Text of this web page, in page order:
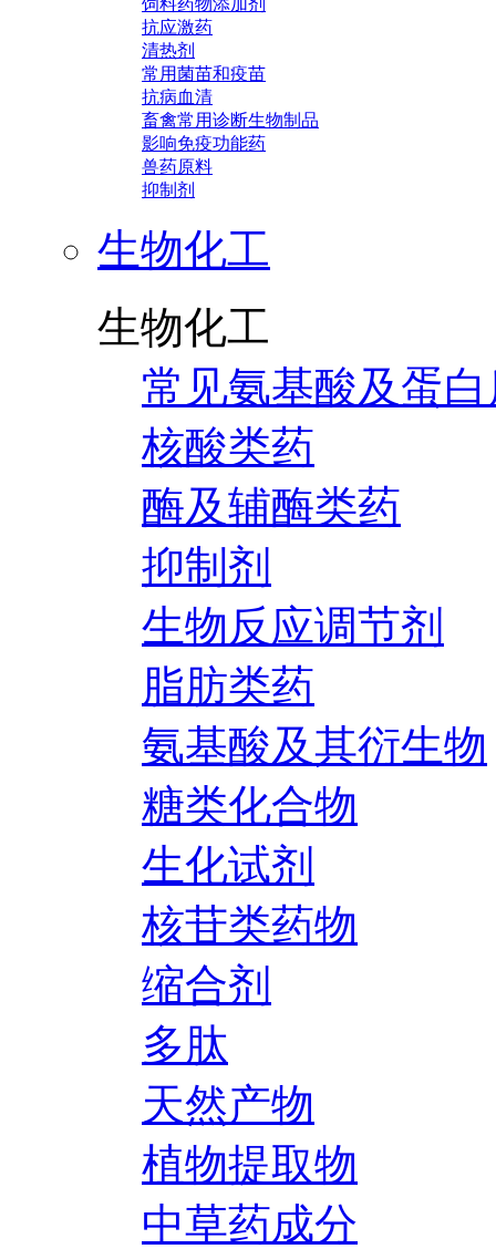
饲料药物添加剂
抗应激药
清热剂
常用菌苗和疫苗
抗病血清
畜禽常用诊断生物制品
影响免疫功能药
兽药原料
抑制剂
生物化工
生物化工
常见氨基酸及蛋
核酸类药
酶及辅酶类药
抑制剂
生物反应调节剂
脂肪类药
氨基酸及其衍生物
糖类化合物
生化试剂
核苷类药物
缩合剂
多肽
天然产物
植物提取物
中草药成分